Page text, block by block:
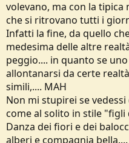
volevano, ma con la
che si ritrovano tutti i
Infatti la fine, da quello
medesima delle altre
peggio.... in quanto se
allontanarsi da certe
simili,.... MAH
Non mi stupirei se
come al solito in stile "figli
Danza dei fiori e dei
alberi e compagnia